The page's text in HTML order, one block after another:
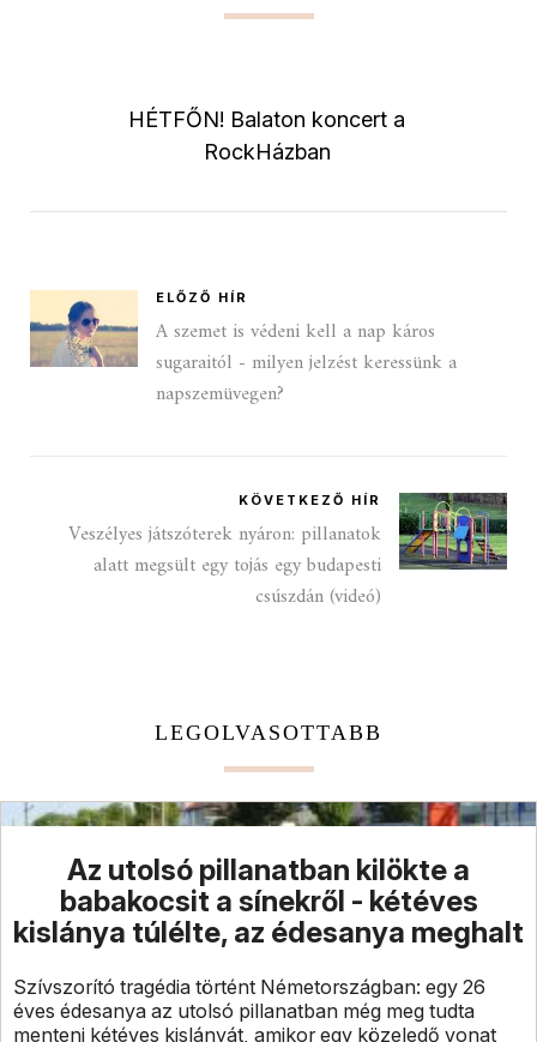
HÉTFŐN! Balaton koncert a
RockHázban
ELŐZŐ HÍR
A szemet is védeni kell a nap káros
sugaraitól - milyen jelzést keressünk a
napszemüvegen?
KÖVETKEZŐ HÍR
Veszélyes játszóterek nyáron: pillanatok
alatt megsült egy tojás egy budapesti
csúszdán (videó)
LEGOLVASOTTABB
Az utolsó pillanatban kilökte a
babakocsit a sínekről - kétéves
kislánya túlélte, az édesanya meghalt
Szívszorító tragédia történt Németországban: egy 26
éves édesanya az utolsó pillanatban még meg tudta
menteni kétéves kislányát, amikor egy közeledő vonat